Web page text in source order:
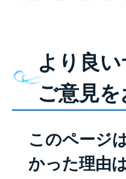
より良
ご意見
このページ
かった理由